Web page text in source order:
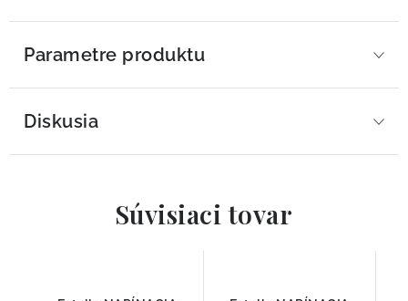
Parametre produktu
Diskusia
Súvisiaci tovar